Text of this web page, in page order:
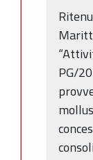
PG/